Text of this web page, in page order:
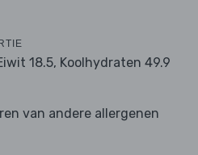
18.5, Koolhydraten 49.9
van andere allergenen